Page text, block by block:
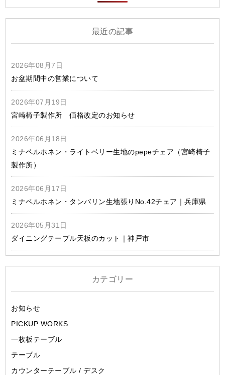
最近の記事
2026年08月7日
お盆期間中の営業について
2026年07月19日
宮崎椅子製作所 価格改定のお知らせ
2026年06月18日
ミナペルホネン・ライトベリー生地のpepeチェア（宮崎椅子
製作所）
2026年06月17日
ミナペルホネン・タンバリン生地張りNo.42チェア｜兵庫県
2026年05月31日
ダイニングテーブル天板のカット｜神戸市
カテゴリー
お知らせ
PICKUP WORKS
一枚板テーブル
テーブル
カウンターテーブル / デスク